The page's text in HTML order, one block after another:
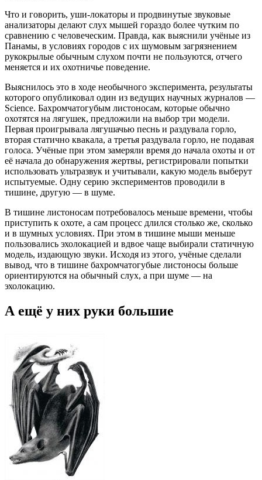
Что и говорить, уши-локаторы и продвинутые звуковые
анализаторы делают слух мышей гораздо более чутким по
сравнению с человеческим. Правда, как выяснили учёные из
Панамы, в условиях городов с их шумовым загрязнением
рукокрылые обычным слухом почти не пользуются, отчего
меняется и их охотничье поведение.
Выяснилось это в ходе необычного эксперимента, результаты
которого опубликовал один из ведущих научных журналов —
Science. Бахромчатогубым листоносам, которые обычно
охотятся на лягушек, предложили на выбор три модели.
Первая проигрывала лягушачью песнь и раздувала горло,
вторая статично квакала, а третья раздувала горло, не подавая
голоса. Учёные при этом замеряли время до начала охоты и от
её начала до обнаружения жертвы, регистрировали попытки
использовать ультразвук и учитывали, какую модель выберут
испытуемые. Одну серию экспериментов проводили в
тишине, другую — в шуме.
В тишине листоносам потребовалось меньше времени, чтобы
приступить к охоте, а сам процесс длился столько же, сколько
и в шумных условиях. При этом в тишине мыши меньше
пользовались эхолокацией и вдвое чаще выбирали статичную
модель, издающую звуки. Исходя из этого, учёные сделали
вывод, что в тишине бахромчатогубые листоносы больше
ориентируются на обычный слух, а при шуме — на
эхолокацию.
А ещё у них руки большие